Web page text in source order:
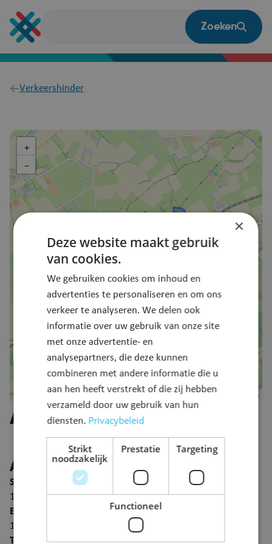
en
naar
inhoud
Zoeken
Breadcrumb
Verkeershinder
Aanleg Kattestraat
+
−
Leaflet | ©OpenStreetMap contributors
Algemeen
Startdatum
15 juni 2025
Einddatum
12 augustus 2026
Type
×
Deze website maakt gebruik
van cookies.
We gebruiken cookies om inhoud en
advertenties te personaliseren en om ons
verkeer te analyseren. We delen ook
informatie over uw gebruik van onze site
met onze advertentie- en
analysepartners, die deze kunnen
combineren met andere informatie die u
aan hen heeft verstrekt of die zij hebben
verzameld door uw gebruik van hun
diensten. Privacybeleid
Strikt
noodzakelijk
Prestatie Targeting
Functioneel